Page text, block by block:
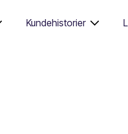
Kundehistorier